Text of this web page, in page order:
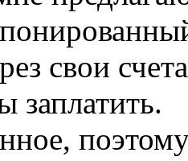
свои
заплатить.